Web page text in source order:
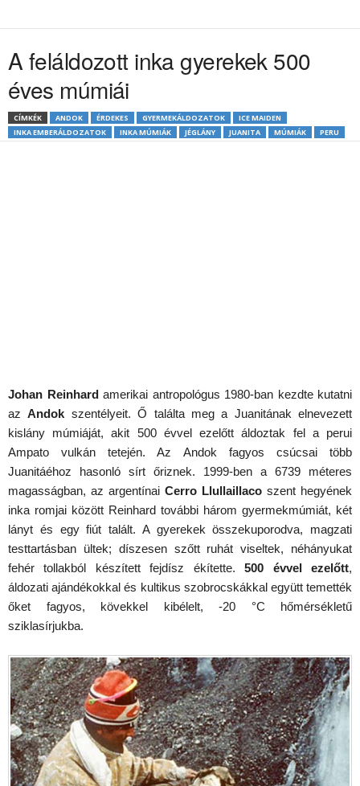
A feláldozott inka gyerekek 500
éves múmiái
CÍMKÉK ANDOK ÉRDEKES GYERMEKÁLDOZATOK
ICE MAIDEN
INKA EMBERÁLDOZATOK
INKA MÚMIÁK JÉGLÁNY JUANITA MÚMIÁK PERU
Johan Reinhardamerikai antropológus 1980-ban kezdte kutatni
azAndok szentélyeit. Ő találta meg a Juanitának elnevezett
kislány múmiáját, akit 500 évvel ezelőtt áldoztak fel a perui
Ampato vulkán tetején. Az Andok fagyos csúcsai több
Juanitáéhoz hasonló sírt őriznek. 1999-ben a 6739 méteres
magasságban, az argentínai Cerro Llullaillaco szent hegyének
inka romjai között Reinhard további három gyermekmúmiát, két
lányt és egy fiút talált. A gyerekek összekuporodva, magzati
testtartásban ültek; díszesen szőtt ruhát viseltek, néhányukat
fehér tollakból készített fejdísz ékítette.500 évvel ezelőtt,
áldozati ajándékokkal és kultikus szobrocskákkal együtt temették
őket fagyos, kövekkel kibélelt, ‑20 °C hőmérsékletű
sziklasírjukba.